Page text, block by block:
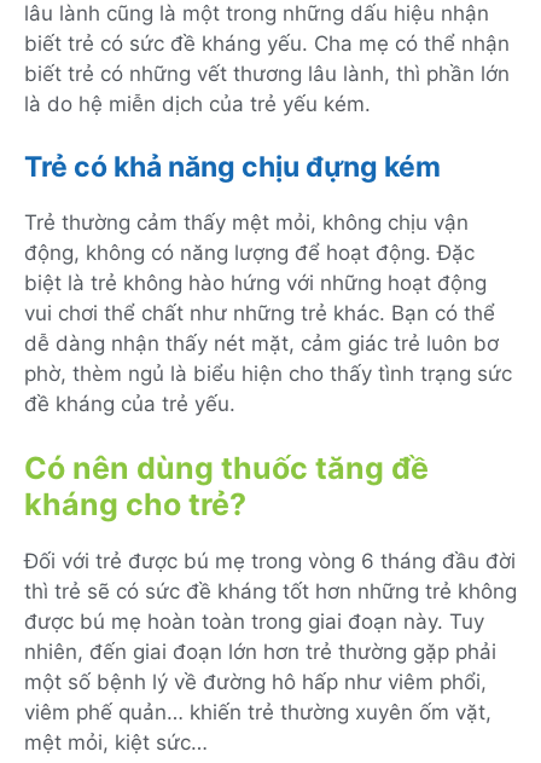
lâu lành cũng là một trong những dấu hiệu nhận
biết trẻ có sức đề kháng yếu. Cha mẹ có thể nhận
biết trẻ có những vết thương lâu lành, thì phần lớn
là do hệ miễn dịch của trẻ yếu kém.
Trẻ có khả năng chịu đựng kém
Trẻ thường cảm thấy mệt mỏi, không chịu vận
động, không có năng lượng để hoạt động. Đặc
biệt là trẻ không hào hứng với những hoạt động
vui chơi thể chất như những trẻ khác. Bạn có thể
dễ dàng nhận thấy nét mặt, cảm giác trẻ luôn bơ
phờ, thèm ngủ là biểu hiện cho thấy tình trạng sức
đề kháng của trẻ yếu.
Có nên dùng thuốc tăng đề
kháng cho trẻ?
Đối với trẻ được bú mẹ trong vòng 6 tháng đầu đời
thì trẻ sẽ có sức đề kháng tốt hơn những trẻ không
được bú mẹ hoàn toàn trong giai đoạn này. Tuy
nhiên, đến giai đoạn lớn hơn trẻ thường gặp phải
một số bệnh lý về đường hô hấp như viêm phổi,
viêm phế quản… khiến trẻ thường xuyên ốm vặt,
mệt mỏi, kiệt sức…